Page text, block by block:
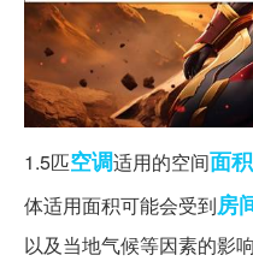
1.5匹空调适用的空间面积
体适用面积可能会受到房
以及当地气候等因素的影响